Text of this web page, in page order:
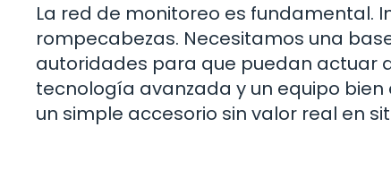
La red de monitoreo es fundamental.
rompecabezas. Necesitamos una
autoridades para que puedan actuar
tecnología avanzada y un equipo
un simple accesorio sin valor real en